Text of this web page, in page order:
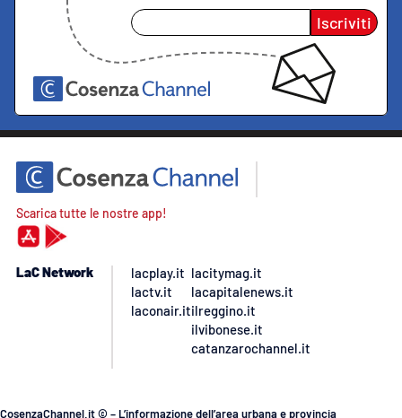
Iscriviti
Scarica tutte le nostre app!
LaC Network
lacplay.it
lactv.it
laconair.it
lacitymag.it
lacapitalenews.it
ilreggino.it
ilvibonese.it
catanzarochannel.it
CosenzaChannel.it © – L’informazione dell’area urbana e provincia